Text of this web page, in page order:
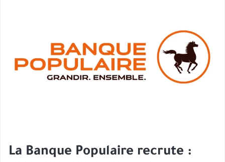
La Banque Populaire recrute :